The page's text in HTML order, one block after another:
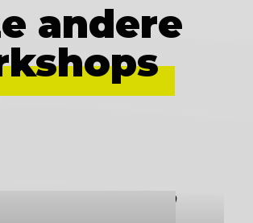
andere